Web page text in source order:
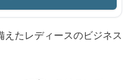
たレディースのビジネス